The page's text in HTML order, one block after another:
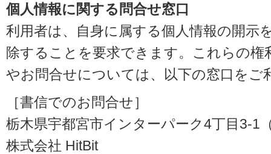
個人情報に関する問合せ窓口
利用者は、自身に属する個人情報の開示
除することを要求できます。これらの権
やお問合せについては、以下の窓口をご
［書信でのお問合せ］
栃木県宇都宮市インターパーク4丁目3-1
株式会社 HitBit